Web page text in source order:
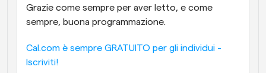
Grazie come sempre per aver letto, e come
sempre, buona programmazione.
Cal.com è sempre GRATUITO per gli individui -
Iscriviti!